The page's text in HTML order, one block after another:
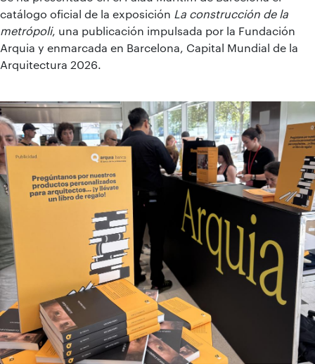
catálogo oficial de la exposición La construcción de la
metrópoli, una publicación impulsada por la Fundación
Arquia y enmarcada en Barcelona, Capital Mundial de la
Arquitectura 2026.